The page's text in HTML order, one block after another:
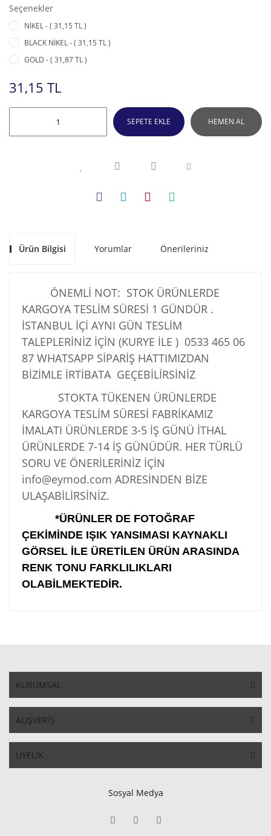
Seçenekler
NİKEL - ( 31,15 TL )
BLACK NİKEL - ( 31,15 TL )
GOLD - ( 31,87 TL )
31,15 TL
SEPETE EKLE HEMEN AL
Ürün Bilgisi Yorumlar Önerileriniz
ÖNEMLİ NOT: STOK ÜRÜNLERDE
KARGOYA TESLİM SÜRESİ 1 GÜNDÜR .
İSTANBUL İÇİ AYNI GÜN TESLİM
TALEPLERİNİZ İÇİN (KURYE İLE ) 0533 465 06
87 WHATSAPP SİPARİŞ HATTIMIZDAN
BİZİMLE İRTİBATA GEÇEBİLİRSİNİZ
STOKTA TÜKENEN ÜRÜNLERDE
KARGOYA TESLİM SÜRESİ FABRİKAMIZ
İMALATI ÜRÜNLERDE 3-5 İŞ GÜNÜ İTHAL
ÜRÜNLERDE 7-14 İŞ GÜNÜDÜR. HER TÜRLÜ
SORU VE ÖNERİLERİNİZ İÇİN
info@eymod.com ADRESİNDEN BİZE
ULAŞABİLİRSİNİZ.
*ÜRÜNLER DE FOTOĞRAF
ÇEKİMİNDE IŞIK YANSIMASI KAYNAKLI
GÖRSEL İLE ÜRETİLEN ÜRÜN ARASINDA
RENK TONU FARKLILIKLARI
OLABİLMEKTEDİR.
KURUMSAL
ALIŞVERİŞ
ÜYELİK
Sosyal Medya